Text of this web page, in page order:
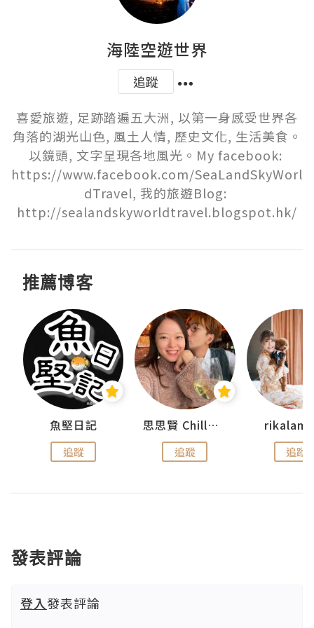
海陸空遊世界
追蹤
喜愛旅遊, 足跡踏遍五大洲, 以第一身感受世界各
角落的湖光山色, 風土人情, 歷史文化, 生活美食。
以鏡頭, 文字呈現各地風光。My facebook:
https://www.facebook.com/SeaLandSkyWorl
dTravel, 我的旅遊Blog:
http://sealandskyworldtravel.blogspot.hk/
推薦博客
魚堅日記
追蹤
思思賢 ChillMyBabe
追蹤 追蹤
發表評論
登入發表評論